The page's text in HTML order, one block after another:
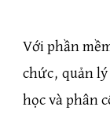
Với phần
chức, quản
học và phân